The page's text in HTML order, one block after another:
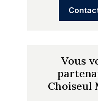
Vous
Choiseul